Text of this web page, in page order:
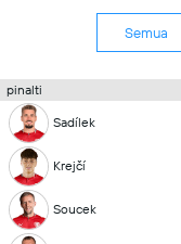
Semua
pinalti
Sadílek
Krejčí
Soucek